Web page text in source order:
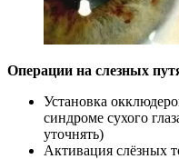
Операции на слезных
Установка
синдроме сухого
уточнять)
Активация слёзных